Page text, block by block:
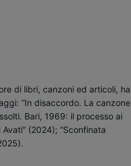
di libri, canzoni ed articoli, ha
“In disaccordo. La canzone
Bari, 1969: il processo ai
Avati” (2024); “Sconfinata